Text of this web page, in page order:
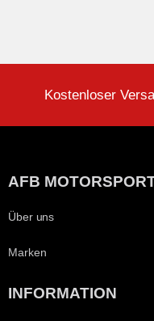
Kostenloser
AFB
Über uns
Marken
INFORMATION